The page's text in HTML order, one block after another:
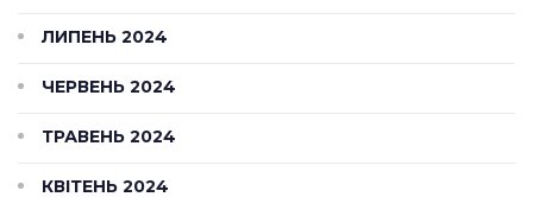
ЛИПЕНЬ 2024
ЧЕРВЕНЬ 2024
ТРАВЕНЬ 2024
КВІТЕНЬ 2024